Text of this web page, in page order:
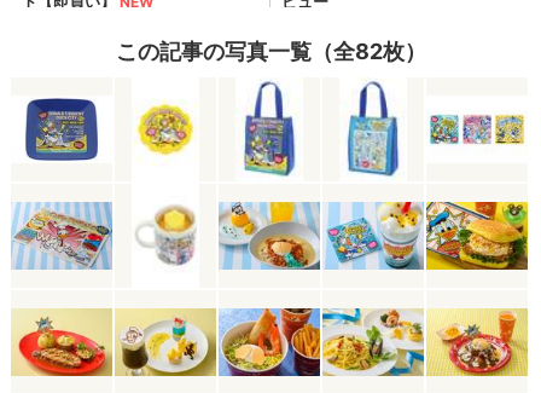
この記事の写真一覧（全82枚）